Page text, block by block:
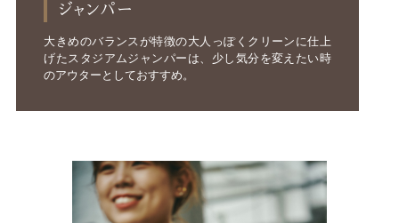
ジャンパー
大きめのバランスが特徴の大人っぽくクリーンに仕上
げたスタジアムジャンパーは、少し気分を変えたい時
のアウターとしておすすめ。